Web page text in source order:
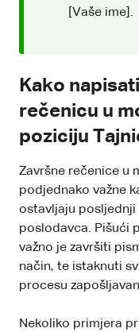
[Vaše ime].
Kako
rečenicu u
poziciju
Završne rečenice u
podjednako važne
ostavljaju
poslodavca. Pišući
važno je završiti
način, te istaknuti
procesu
Nekoliko primjera